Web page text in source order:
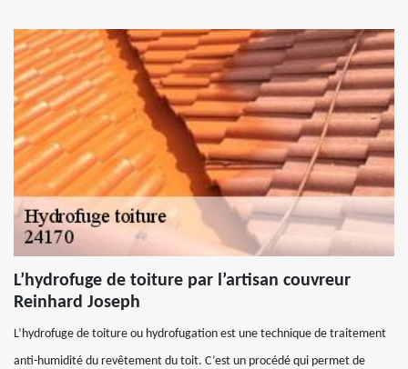
L’hydrofuge de toiture par l’artisan couvreur
Reinhard Joseph
L’hydrofuge de toiture ou hydrofugation est une technique de traitement
anti-humidité du revêtement du toit. C’est un procédé qui permet de